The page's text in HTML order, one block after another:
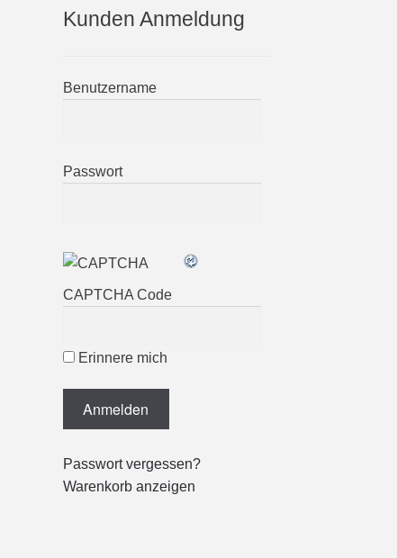
Kunden Anmeldung
Benutzername
Passwort
CAPTCHA Code
Erinnere mich
Passwort vergessen?
Warenkorb anzeigen